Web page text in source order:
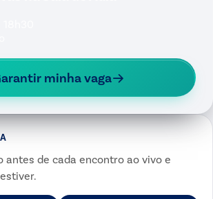
minha vaga
antes de cada encontro ao vivo e